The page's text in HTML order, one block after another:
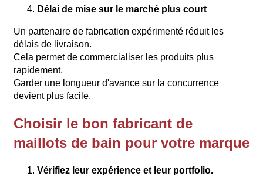
Délai de mise sur le marché plus court
Un partenaire de fabrication expérimenté réduit les
délais de livraison.
Cela permet de commercialiser les produits plus
rapidement.
Garder une longueur d'avance sur la concurrence
devient plus facile.
Choisir le bon fabricant de
maillots de bain pour votre marque
Vérifiez leur expérience et leur portfolio.